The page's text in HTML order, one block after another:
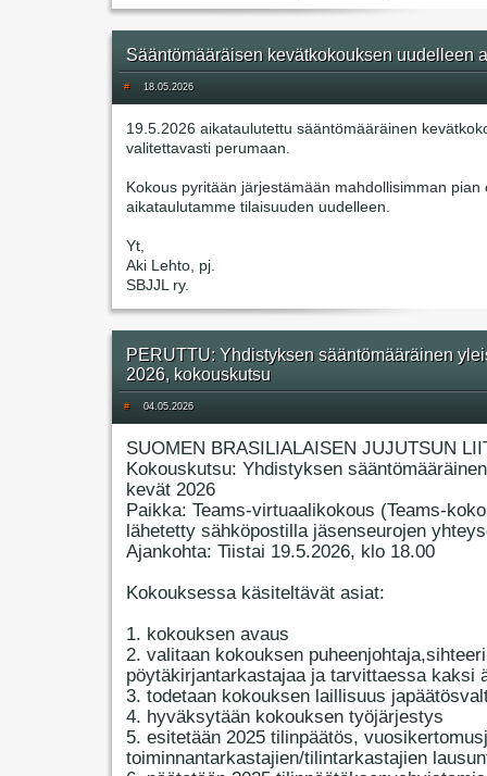
Sääntömääräisen kevätkokouksen uudelleen
# 18.05.2026
19.5.2026 aikataulutettu sääntömääräinen
valitettavasti perumaan.
Kokous pyritään järjestämään mahdollisimman pian
aikataulutamme tilaisuuden uudelleen.
Yt,
Aki Lehto, pj.
SBJJL ry.
PERUTTU: Yhdistyksen sääntömääräinen
2026, kokouskutsu
# 04.05.2026
SUOMEN BRASILIALAISEN JUJUTSUN
Kokouskutsu: Yhdistyksen
kevät 2026
Paikka: Teams-virtuaalikokous (Teams-
lähetetty sähköpostilla jäsenseurojen
Ajankohta: Tiistai 19.5.2026, klo 18.00
Kokouksessa käsiteltävät asiat:
1. kokouksen avaus
2. valitaan kokouksen
pöytäkirjantarkastajaa ja tarvittaessa kaksi
3. todetaan kokouksen laillisuus
4. hyväksytään kokouksen työjärjestys
5. esitetään 2025 tilinpäätös,
toiminnantarkastajien/tilintarkastajien